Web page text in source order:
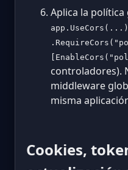
Aplica la
app.UseCors(...)
controladores).
middleware
misma
Cookies,